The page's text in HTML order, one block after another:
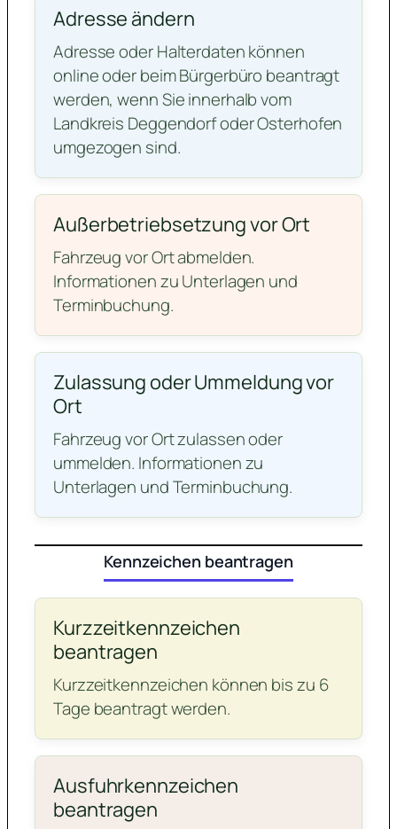
Adresse ändern
Adresse oder Halterdaten können
online oder beim Bürgerbüro beantragt
werden, wenn Sie innerhalb vom
Landkreis Deggendorf oder Osterhofen
umgezogen sind.
Außerbetriebsetzung vor Ort
Fahrzeug vor Ort abmelden.
Informationen zu Unterlagen und
Terminbuchung.
Zulassung oder Ummeldung vor
Ort
Fahrzeug vor Ort zulassen oder
ummelden. Informationen zu
Unterlagen und Terminbuchung.
Kennzeichen beantragen
Kurzzeitkennzeichen
beantragen
Kurzzeitkennzeichen können bis zu 6
Tage beantragt werden.
Ausfuhrkennzeichen
beantragen